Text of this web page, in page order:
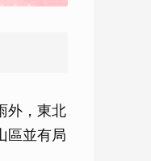
外，東北
區並有局